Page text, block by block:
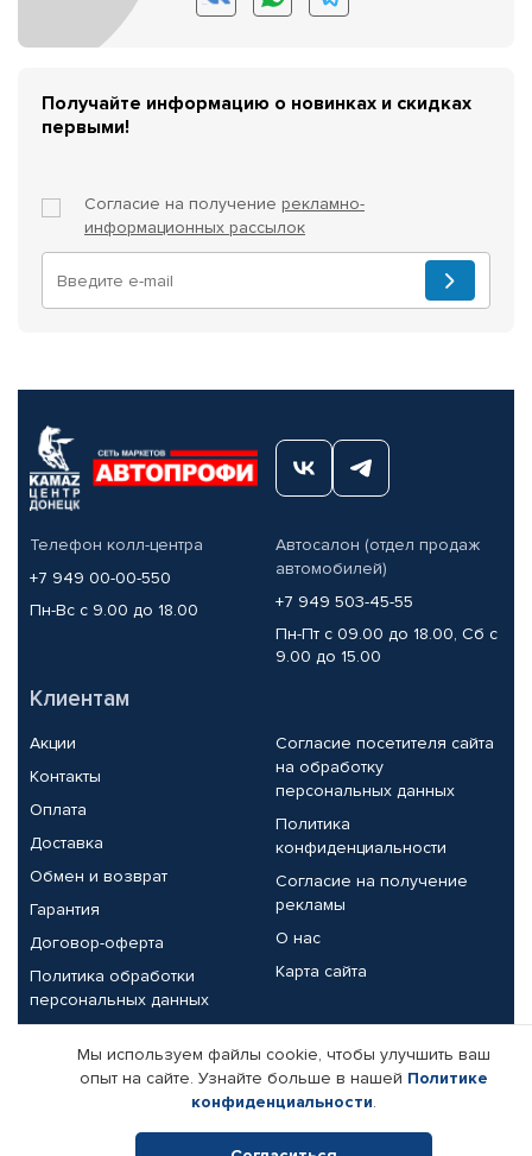
Получайте информацию о новинках и скидках
первыми!
Согласие на получение рекламно-
информационных рассылок
Телефон колл-центра
+7 949 00-00-550
Пн-Вс с 9.00 до 18.00
Автосалон (отдел продаж
автомобилей)
+7 949 503-45-55
Пн-Пт с 09.00 до 18.00, Сб с
9.00 до 15.00
Клиентам
Акции
Контакты
Оплата
Доставка
Обмен и возврат
Гарантия
Договор-оферта
Политика обработки
персональных данных
Согласие посетителя сайта
на обработку
персональных данных
Политика
конфиденциальности
Согласие на получение
рекламы
О нас
Карта сайта
Партнерам
Корпоративным клиентам
Поставщикам
Реквизиты компании
Мы используем файлы cookie, чтобы улучшить ваш
опыт на сайте. Узнайте больше в нашей Политике
конфиденциальности.